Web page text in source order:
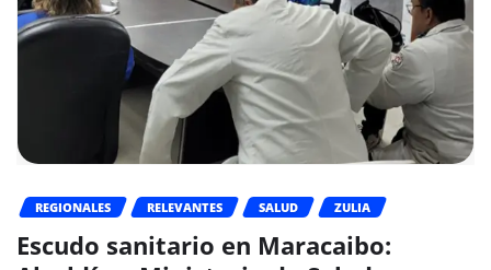
REGIONALES RELEVANTES SALUD ZULIA
Escudo sanitario en Maracaibo: